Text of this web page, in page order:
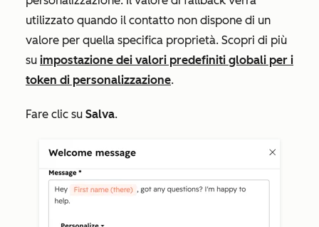
utilizzato quando il contatto non dispone di un
valore per quella specifica proprietà. Scopri di più
su impostazione dei valori predefiniti globali per i
token di personalizzazione.
Fare clic su Salva.